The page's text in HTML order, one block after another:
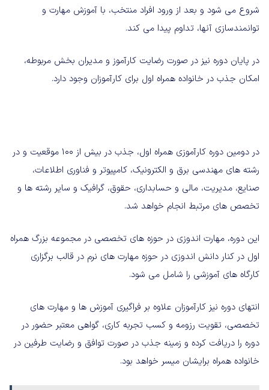
شروع می شود و بعد از ورود افراد منتخب، با آموزش مهارت و
توانمندسازی آنها، تداوم پیدا می کند.
در پایان دوره نیز در صورت رضایت کارآموز و مدیران بخش مربوطه،
امکان جذب در خانواده همراه اول برای کارآموزان وجود دارد.
در دومین دوره کارآموزی همراه اول، جذب در بیش از 100 موقعیت و در
رشته های مهندسی برق و الکترونیک، کامپیوتر و فناوری اطلاعات،
صنایع، مدیریت، مالی و حسابداری، حقوق، گرافیک و سایر رشته ها و
تخصص های مرتبط انجام خواهد شد.
این دوره، مهارت اندوزی در حوزه های تخصصی در مجموعه بزرگ همراه
اول در کنار دانش اندوزی در حوزه مهارت های نرم در قالب برگزاری
کارگاه های آموزشی را شامل می شود.
انتهای دوره نیز کارآموزان علاوه بر فراگیری آموزش ها و مهارت های
تخصصی، تقویت رزومه و کسب تجربه کاری، گواهی معتبر حضور در
دوره را دریافت کرده و زمینه جذب در صورت توافق و رضایت طرفین در
خانواده همراه برایشان میسر خواهد بود.